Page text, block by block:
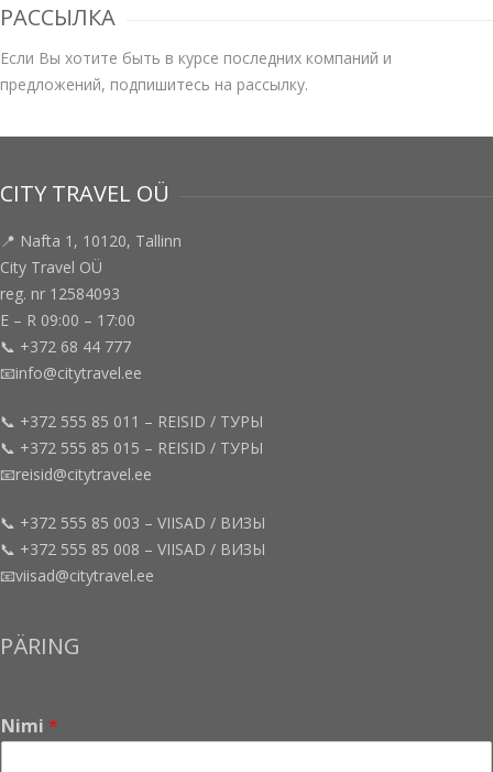
РАССЫЛКА
Если Вы хотите быть в курсе последних компаний и
предложений, подпишитесь на рассылку.
CITY TRAVEL OÜ
📍 Nafta 1, 10120, Tallinn
City Travel OÜ
reg. nr 12584093
E – R 09:00 – 17:00
📞 +372 68 44 777
📧info@citytravel.ee
📞 +372 555 85 011 – REISID / ТУРЫ
📞 +372 555 85 015 – REISID / ТУРЫ
📧reisid@citytravel.ee
📞 +372 555 85 003 – VIISAD / ВИЗЫ
📞 +372 555 85 008 – VIISAD / ВИЗЫ
📧viisad@citytravel.ee
PÄRING
Nimi *